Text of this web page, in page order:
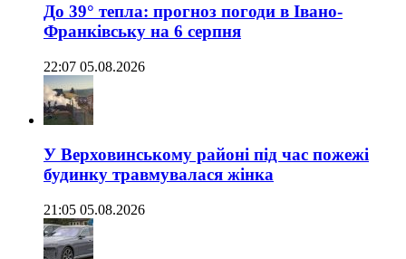
До 39° тепла: прогноз погоди в Івано-
Франківську на 6 серпня
22:07 05.08.2026
У Верховинському районі під час пожежі
будинку травмувалася жінка
21:05 05.08.2026